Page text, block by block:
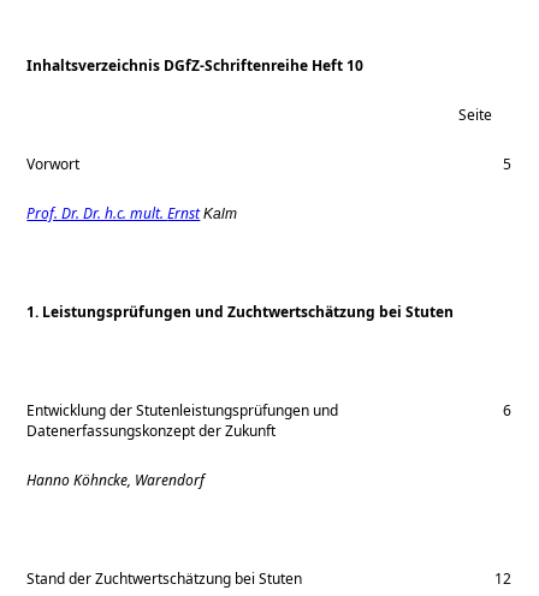
Inhaltsverzeichnis DGfZ-Schriftenreihe Heft 10
Seite
Vorwort 5
Prof. Dr. Dr. h.c. mult.ErnstKalm
1. Leistungsprüfungen und Zuchtwertschätzung bei Stuten
Entwicklung der Stutenleistungsprüfungen und
Datenerfassungskonzept der Zukunft
6
Hanno Köhncke, Warendorf
Stand der Zuchtwertschätzung bei Stuten 12